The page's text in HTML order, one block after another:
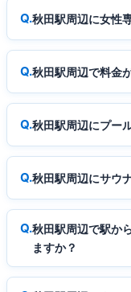
秋田駅周辺に女性
秋田駅周辺で料金
秋田駅周辺にプー
秋田駅周辺にサウ
秋田駅周辺で駅か
ますか？